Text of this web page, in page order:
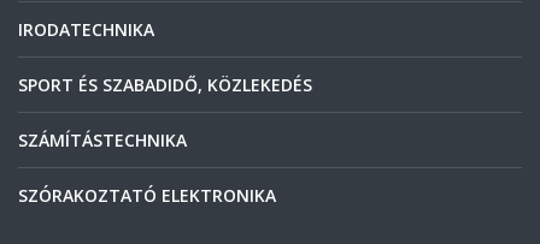
IRODATECHNIKA
SPORT ÉS SZABADIDŐ, KÖZLEKEDÉS
SZÁMÍTÁSTECHNIKA
SZÓRAKOZTATÓ ELEKTRONIKA